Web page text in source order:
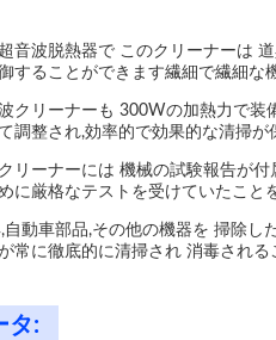
音波脱熱器で このクリーナーは
することができます繊細で繊細
クリーナーも 300Wの加熱力で
調整され,効率的で効果的な清掃が
リーナーには 機械の試験報告が
に厳格なテストを受けていたこと
動車部品,その他の機器を 掃除
常に徹底的に清掃され 消毒される
タ: